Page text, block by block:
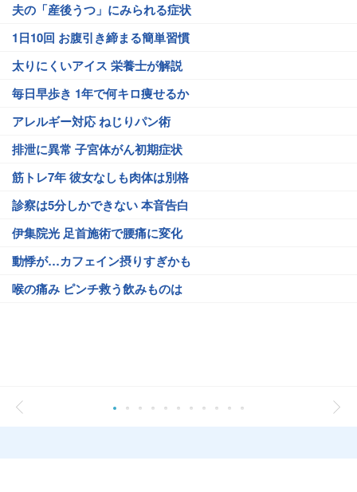
夫の「産後うつ」にみられる症状
1日10回 お腹引き締まる簡単習慣
太りにくいアイス 栄養士が解説
毎日早歩き 1年で何キロ痩せるか
アレルギー対応 ねじりパン術
排泄に異常 子宮体がん初期症状
筋トレ7年 彼女なしも肉体は別格
診察は5分しかできない 本音告白
伊集院光 足首施術で腰痛に変化
動悸が…カフェイン摂りすぎかも
喉の痛み ピンチ救う飲みものは